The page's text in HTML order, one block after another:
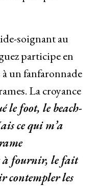
soignant au
participe en
un fanfaronnade
La croyance
le foot, le beach-
ce qui m’a
à fournir, le fait
contempler les